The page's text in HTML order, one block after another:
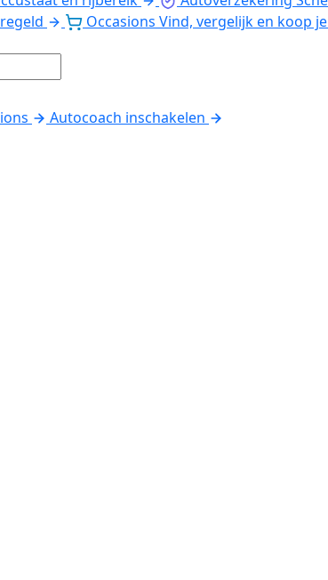
Occasions Vind, vergelijk en koop
Autocoach inschakelen